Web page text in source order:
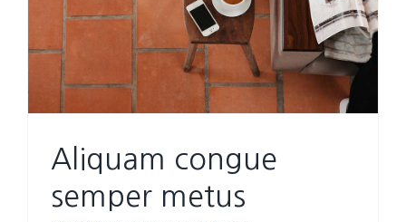
Aliquam congue
semper metus